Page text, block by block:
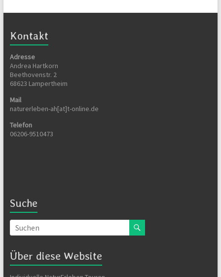
Kontakt
Adresse
Andrea Hartkorn
Beethovenstr. 2
68623 Lampertheim
Mail
naturerleben-ah[at]t-online.de
Telefon
06206-9510473
Suche
Über diese Website